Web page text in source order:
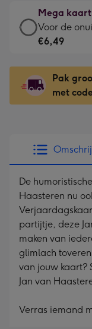
kleine
gelukwens
-
120
x
160
mm
€4,79
-
Meest
gekozen
Dimensions:
167
x
Mega kaart
Mega
kaart
€6,49
-
Voor
-
Dimensions:
241
x
333
mm
Voor de
€6,49
Pak
met
De
Haasteren nu
partijtje, deze
maken van
glimlach
van jouw kaart?
Jan van
Verras iemand